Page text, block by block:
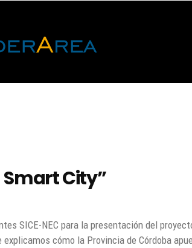
City”
SICE-NEC para la presentación del
cómo la Provincia de Córdoba